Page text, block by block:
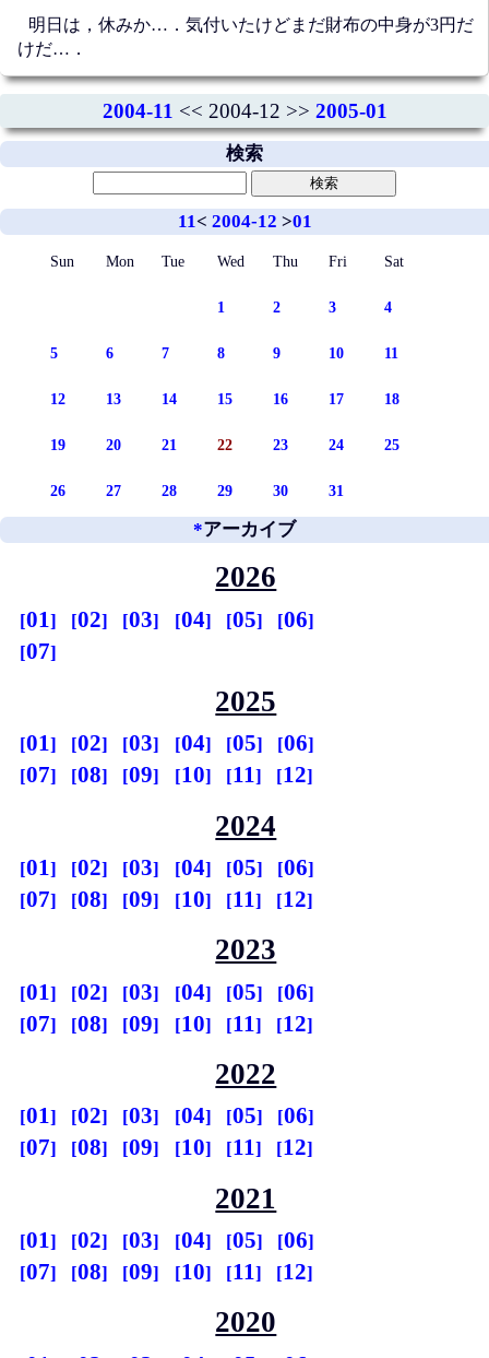
明日は，休みか…．気付いたけどまだ財布の中身が3円だ
けだ…．
2004-11 << 2004-12 >> 2005-01
検索
11< 2004-12 >01
Sun Mon Tue Wed Thu Fri Sat
1 2 3 4
5 6 7 8 9 10 11
12 13 14 15 16 17 18
19 20 21 22 23 24 25
26 27 28 29 30 31
*アーカイブ
2026
01 02 03 04 05
06
07
2025
01 02 03 04 05
06
07
08 09 10 11 12
2024
01 02 03 04 05
06
07
08 09 10 11 12
2023
01 02 03 04 05
06
07
08 09 10 11 12
2022
01 02 03 04 05
06
07
08 09 10 11 12
2021
01 02 03 04 05
06
07
08 09 10 11 12
2020